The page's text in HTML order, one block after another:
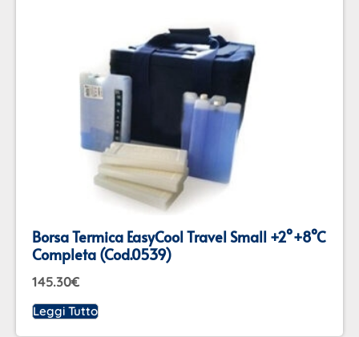
Borsa Termica EasyCool Travel Small +2°+8°C
Completa (cod.0539)
145.30€
Leggi Tutto